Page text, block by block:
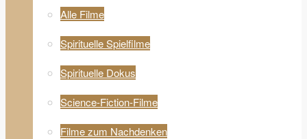
Alle Filme
Spirituelle Spielfilme
Spirituelle Dokus
Science-Fiction-Filme
Filme zum Nachdenken